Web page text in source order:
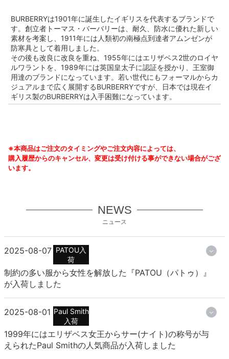
BURBERRYは1901年に誕生したイギリスを代表するブランドで
す。創立者トーマス・バーバリーは、耐久、防水に優れた新しい
素材を考案し、1911年には人類初の南極点到達者アムンゼンが
防寒具として着用しました。
その後も改良に改良を重ね、1955年にはエリザベス2世のロイヤ
ルワラントを、1989年には英国皇太子に認証を授かり、王室御
用達のブランドになっています。若い世代にもフォーマルからカ
ジュアルまで広く展開するBURBERRYですが、日本では現在イ
ギリス製のBURBERRYは入手困難になっています。
※本商品はご注文のタイミングやご注文内容によっては、
購入履歴からのキャンセル、変更は受け付ける事ができない場合がござ
います。
NEWS
ニュース
2025-08-07 PATOU入
荷
制約の多い服から女性を解放した『PATOU（パトゥ）』
が入荷しました
2025-08-01 Paul Smith
入荷
1999年にはエリザベス女王からサー(ナイト)の称号が与
えられたPaul Smithの人気商品が入荷しました